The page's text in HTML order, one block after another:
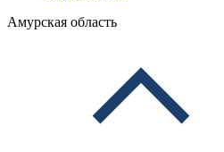
Амурская область